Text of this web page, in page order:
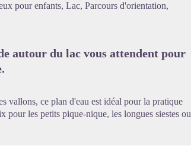
pour enfants, Lac, Parcours d'orientation,
autour du lac vous attendent pour
vallons, ce plan d'eau est idéal pour la pratique
pour les petits pique-nique, les longues siestes ou